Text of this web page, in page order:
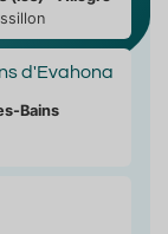
d'Evahona
Bains